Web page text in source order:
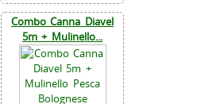
Combo Canna Diavel
5m + Mulinello...